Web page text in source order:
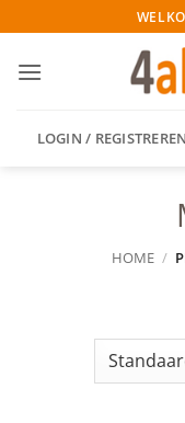
naar
inhoud
LOGIN / REGISTREREN
HOME /